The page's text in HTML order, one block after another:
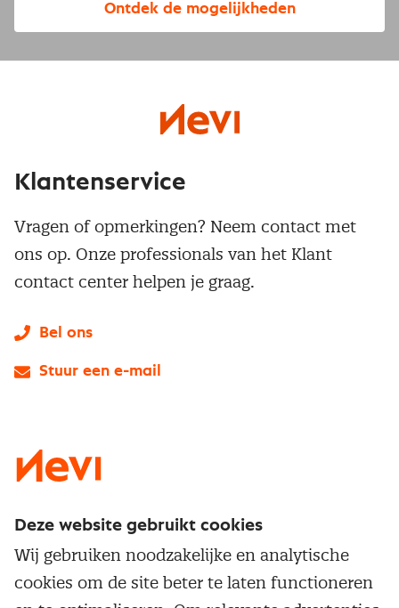
Ontdek de mogelijkheden
Service & contact
Populaire thema's
Klantenservice
Vragen of opmerkingen? Neem contact met
ons op. Onze professionals van het Klant
contact center helpen je graag.
Bel ons
Stuur een e-mail
Deze website gebruikt cookies
Wij gebruiken noodzakelijke en analytische
cookies om de site beter te laten functioneren